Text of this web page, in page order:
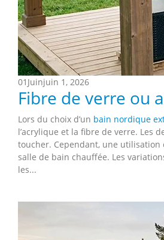
01 Juinjuin 1, 2026
Fibre de verre ou
Lors du choix d’un bain nordique
l’acrylique et la fibre de verre. Les
toucher. Cependant, une
salle de bain chauffée. Les
les...